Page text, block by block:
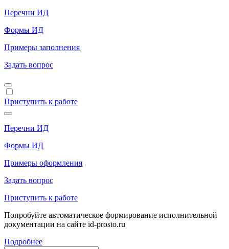
Перечни ИД
Формы ИД
Примеры заполнения
Задать вопрос
Приступить к работе
Перечни ИД
Формы ИД
Примеры оформления
Задать вопрос
Приступить к работе
Попробуйте автоматическое формирование исполнительной
документации на сайте id-prosto.ru
Подробнее